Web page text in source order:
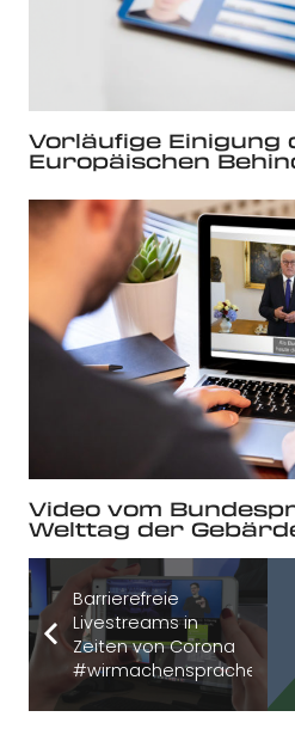
Vorläufige Einigung
Europäischen
Video vom
Welttag der
Barrierefreie
Livestreams in
Zeiten von Corona